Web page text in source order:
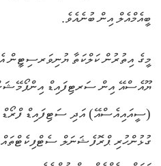
ބީއެމްއެލް އިން ބުނެއެވެ.
މީގެ އިތުރުން ކަލްކަތާ ޔުނިވަރސިޓީން
ޔޫއެސްއޭ އިން ސަރޓިފައިޑް
(ސީއައިއެސްއޭ) އަދި ސަޓިފައިޑް
ގުޅުންހުރި ޕްރޮފެޝަނަލް